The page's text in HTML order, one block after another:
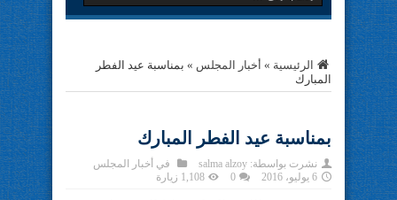
الرئيسية » أخبار المجلس » بمناسبة عيد الفطر
المبارك
بمناسبة عيد الفطر المبارك
نشرت بواسطة: salma alzoy في أخبار المجلس
6 يوليو، 2016
0 1,108 زيارة